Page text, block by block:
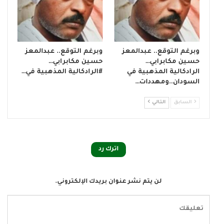
وبرغم التوقع.. عبدالمعز
حسين مكابرابي…
الرادكالية المذهبية في
السودان..ومهددات…
وبرغم التوقع.. عبدالمعز
حسين مكابرابي…
#الرادكالية المذهبية في…
السابق التالي
اترك رد
لن يتم نشر عنوان بريدك الإلكتروني.